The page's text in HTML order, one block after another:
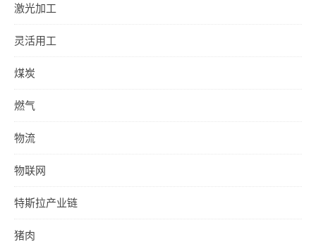
激光加工
灵活用工
煤炭
燃气
物流
物联网
特斯拉产业链
猪肉